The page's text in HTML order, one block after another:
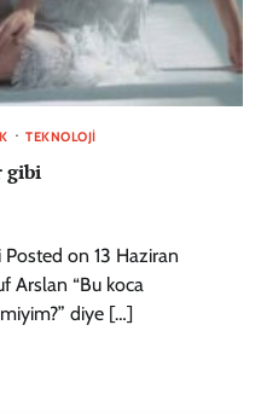
TEKNOLOJI
gibi
Posted on 13 Haziran
Arslan “Bu koca
diye […]